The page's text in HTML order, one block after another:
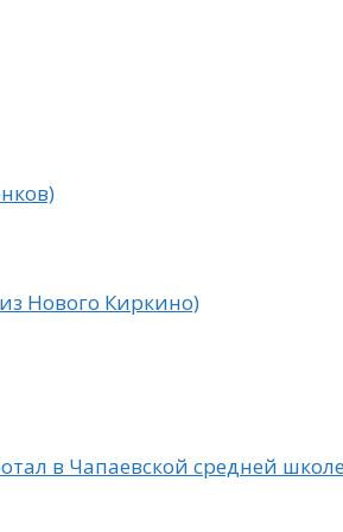
Нового Киркино)
в Чапаевской средней